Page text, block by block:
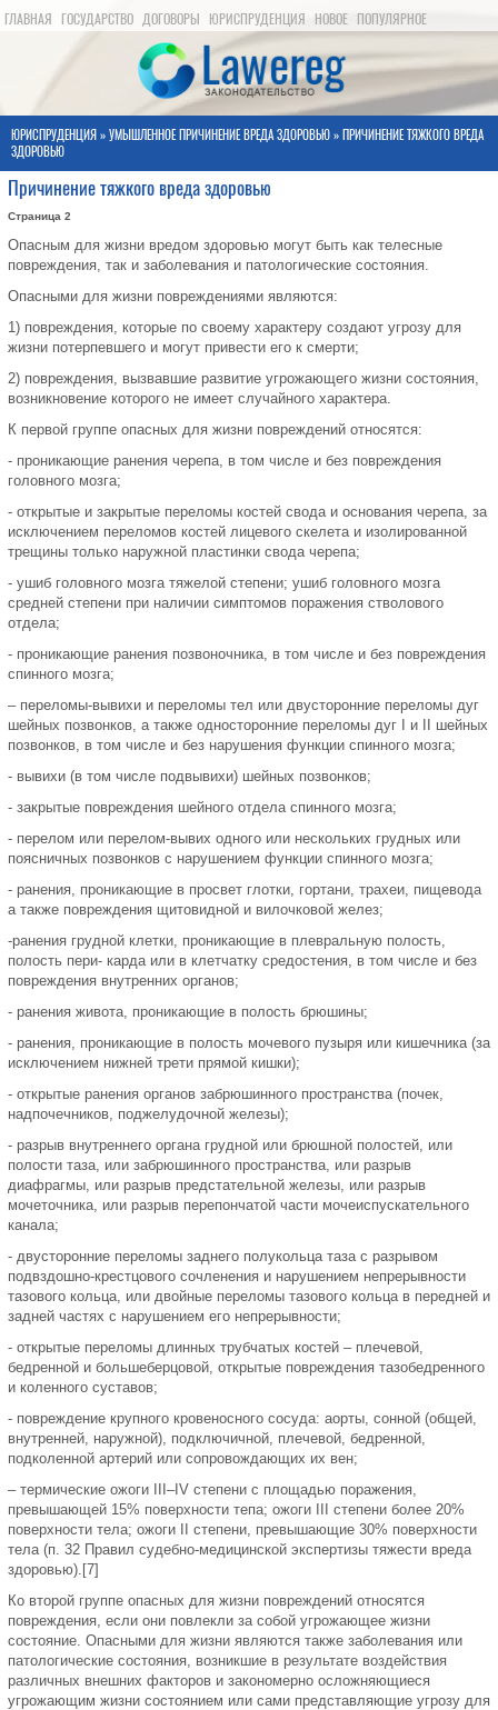
ГЛАВНАЯ ГОСУДАРСТВО ДОГОВОРЫ ЮРИСПРУДЕНЦИЯ НОВОЕ ПОПУЛЯРНОЕ
ЮРИСПРУДЕНЦИЯ » УМЫШЛЕННОЕ ПРИЧИНЕНИЕ ВРЕДА ЗДОРОВЬЮ » ПРИЧИНЕНИЕ ТЯЖКОГО ВРЕДА
ЗДОРОВЬЮ
Причинение тяжкого вреда здоровью
Страница 2
Опасным для жизни вредом здоровью могут быть как телесные
повреждения, так и заболевания и патологические состояния.
Опасными для жизни повреждениями являются:
1) повреждения, которые по своему характеру создают угрозу для
жизни потерпевшего и могут привести его к смерти;
2) повреждения, вызвавшие развитие угрожающего жизни состояния,
возникновение которого не имеет случайного характера.
К первой группе опасных для жизни повреждений относятся:
- проникающие ранения черепа, в том числе и без повреждения
головного мозга;
- открытые и закрытые переломы костей свода и основания черепа, за
исключением переломов костей лицевого скелета и изолированной
трещины только наружной пластинки свода черепа;
- ушиб головного мозга тяжелой степени; ушиб головного мозга
средней степени при наличии симптомов поражения стволового
отдела;
- проникающие ранения позвоночника, в том числе и без повреждения
спинного мозга;
– переломы-вывихи и переломы тел или двусторонние переломы дуг
шейных позвонков, а также односторонние переломы дуг I и II шейных
позвонков, в том числе и без нарушения функции спинного мозга;
- вывихи (в том числе подвывихи) шейных позвонков;
- закрытые повреждения шейного отдела спинного мозга;
- перелом или перелом-вывих одного или нескольких грудных или
поясничных позвонков с нарушением функции спинного мозга;
- ранения, проникающие в просвет глотки, гортани, трахеи, пищевода
а также повреждения щитовидной и вилочковой желез;
-ранения грудной клетки, проникающие в плевральную полость,
полость пери- карда или в клетчатку средостения, в том числе и без
повреждения внутренних органов;
- ранения живота, проникающие в полость брюшины;
- ранения, проникающие в полость мочевого пузыря или кишечника (за
исключением нижней трети прямой кишки);
- открытые ранения органов забрюшинного пространства (почек,
надпочечников, поджелудочной железы);
- разрыв внутреннего органа грудной или брюшной полостей, или
полости таза, или забрюшинного пространства, или разрыв
диафрагмы, или разрыв предстательной железы, или разрыв
мочеточника, или разрыв перепончатой части мочеиспускательного
канала;
- двусторонние переломы заднего полукольца таза с разрывом
подвздошно-крестцового сочленения и нарушением непрерывности
тазового кольца, или двойные переломы тазового кольца в передней и
задней частях с нарушением его непрерывности;
- открытые переломы длинных трубчатых костей – плечевой,
бедренной и большеберцовой, открытые повреждения тазобедренного
и коленного суставов;
- повреждение крупного кровеносного сосуда: аорты, сонной (общей,
внутренней, наружной), подключичной, плечевой, бедренной,
подколенной артерий или сопровождающих их вен;
– термические ожоги III–IV степени с площадью поражения,
превышающей 15% поверхности тепа; ожоги III степени более 20%
поверхности тела; ожоги II степени, превышающие 30% поверхности
тела (п. 32 Правил судебно-медицинской экспертизы тяжести вреда
здоровью).[7]
Ко второй группе опасных для жизни повреждений относятся
повреждения, если они повлекли за собой угрожающее жизни
состояние. Опасными для жизни являются также заболевания или
патологические состояния, возникшие в результате воздействия
различных внешних факторов и закономерно осложняющиеся
угрожающим жизни состоянием или сами представляющие угрозу для